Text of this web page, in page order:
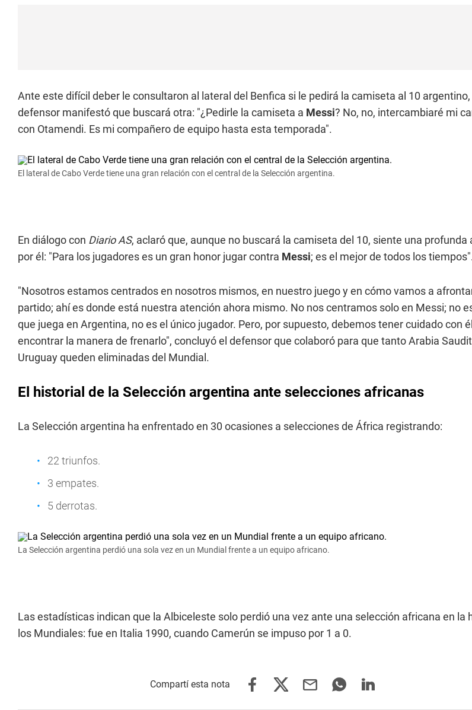
Ante este difícil deber le consultaron al lateral del Benfica si le pedirá la camiseta al 10 argentino,
defensor manifestó que buscará otra: "¿Pedirle la camiseta a Messi? No, no, intercambiaré mi
con Otamendi. Es mi compañero de equipo hasta esta temporada".
El lateral de Cabo Verde tiene una gran relación con el central de la Selección argentina.
En diálogo con Diario AS, aclaró que, aunque no buscará la camiseta del 10, siente una profunda
por él: "Para los jugadores es un gran honor jugar contra Messi; es el mejor de todos los
"Nosotros estamos centrados en nosotros mismos, en nuestro juego y en cómo vamos a
partido; ahí es donde está nuestra atención ahora mismo. No nos centramos solo en Messi; no
que juega en Argentina, no es el único jugador. Pero, por supuesto, debemos tener cuidado con
encontrar la manera de frenarlo", concluyó el defensor que colaboró para que tanto Arabia
Uruguay queden eliminadas del Mundial.
El historial de la Selección argentina ante selecciones africanas
La Selección argentina ha enfrentado en 30 ocasiones a selecciones de África registrando:
22 triunfos.
3 empates.
5 derrotas.
La Selección argentina perdió una sola vez en un Mundial frente a un equipo africano.
Las estadísticas indican que la Albiceleste solo perdió una vez ante una selección africana en la
los Mundiales: fue en Italia 1990, cuando Camerún se impuso por 1 a 0.